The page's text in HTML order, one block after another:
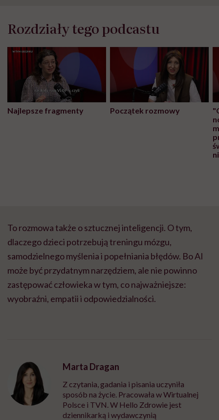
Rozdziały tego podcastu
Najlepsze fragmenty Początek rozmowy
To rozmowa także o sztucznej inteligencji. O tym,
dlaczego dzieci potrzebują treningu mózgu,
samodzielnego myślenia i popełniania błędów. Bo AI
może być przydatnym narzędziem, ale nie powinno
zastępować człowieka w tym, co najważniejsze:
wyobraźni, empatii i odpowiedzialności.
Marta Dragan
Z czytania, gadania i pisania uczyniła
sposób na życie. Pracowała w Wirtualnej
Polsce i TVN. W Hello Zdrowie jest
dziennikarką i wydawczynią